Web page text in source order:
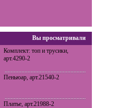
Вы просматривали
Комплект: топ и трусики,
арт.4290-2
Пеньюар, арт.21540-2
Платье, арт.21988-2